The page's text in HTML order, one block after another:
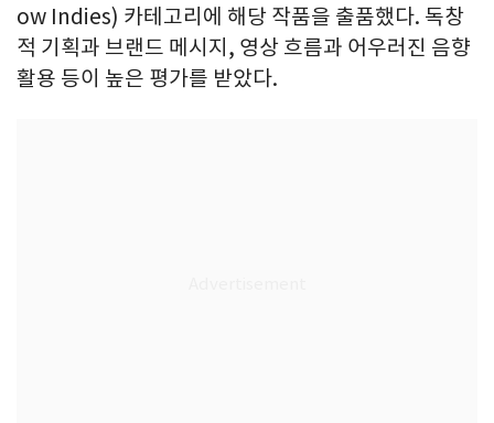
ow Indies) 카테고리에 해당 작품을 출품했다. 독창
적 기획과 브랜드 메시지, 영상 흐름과 어우러진 음향
활용 등이 높은 평가를 받았다.